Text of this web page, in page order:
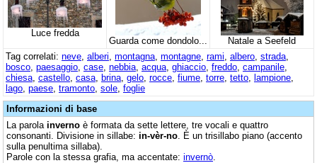
Luce fredda
Guarda come dondolo...
Natale a Seefeld
Tag correlati: neve alberi montagna montagne rami albero strada
bosco paesaggio case nebbia acqua ghiaccio freddo campanile
chiesa castello casa brina gelo rocce fiume torre tetto lampione
lago paese tramonto sole foglie
Informazioni di base
La parola inverno è formata da sette lettere, tre vocali e quattro
consonanti. Divisione in sillabe: in-vèr-no . È un trisillabo piano (accento
sulla penultima sillaba).
Parole con la stessa grafia, ma accentate: invernò